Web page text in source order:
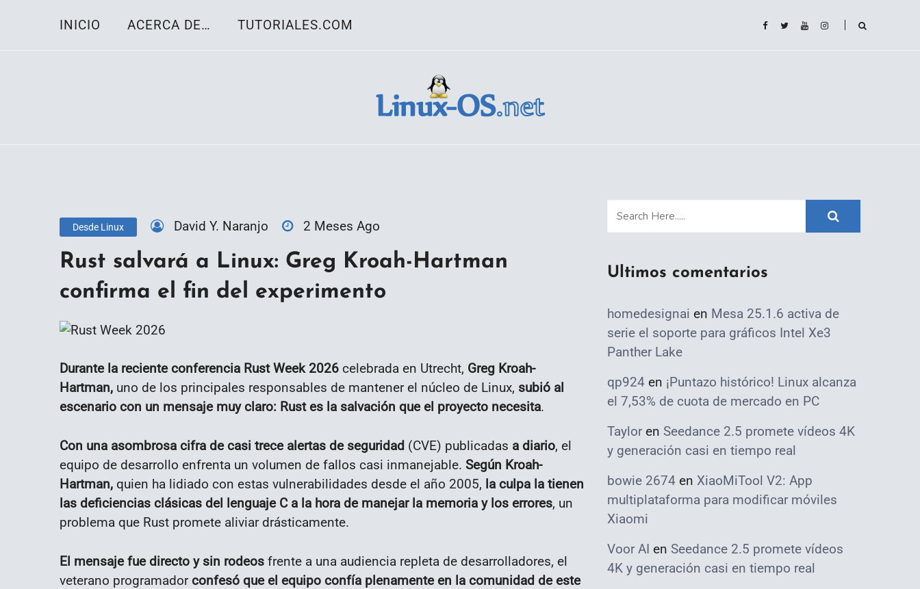
INICIO ACERCA DE… TUTORIALES.COM
Desde Linux David Y. Naranjo 2 Meses Ago
Rust salvará a Linux: Greg Kroah-Hartman
confirma el fin del experimento
Durante la reciente conferencia Rust Week 2026 celebrada en Utrecht, Greg Kroah-
Hartman, uno de los principales responsables de mantener el núcleo de Linux, subió al
escenario con un mensaje muy claro: Rust es la salvación que el proyecto necesita.
Con una asombrosa cifra de casi trece alertas de seguridad (CVE) publicadas a diario, el
equipo de desarrollo enfrenta un volumen de fallos casi inmanejable. Según Kroah-
Hartman, quien ha lidiado con estas vulnerabilidades desde el año 2005, la culpa la tienen
las deficiencias clásicas del lenguaje C a la hora de manejar la memoria y los errores, un
problema que Rust promete aliviar drásticamente.
El mensaje fue directo y sin rodeos frente a una audiencia repleta de desarrolladores, el
veterano programadorconfesó que el equipo confía plenamente en la comunidad de este
Ultimos comentarios
homedesignai en Mesa 25.1.6 activa de
serie el soporte para gráficos Intel Xe3
Panther Lake
qp924 en ¡Puntazo histórico! Linux alcanza
el 7,53% de cuota de mercado en PC
Taylor en Seedance 2.5 promete vídeos 4K
y generación casi en tiempo real
bowie 2674 en XiaoMiTool V2: App
multiplataforma para modificar móviles
Xiaomi
Voor AI en Seedance 2.5 promete vídeos
4K y generación casi en tiempo real